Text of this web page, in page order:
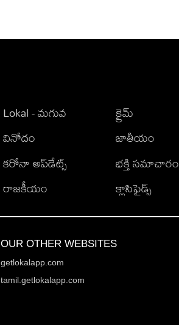
Lokal - మగువ
వినోదం
కరోనా అప్‌డేట్స్
రాజకీయం
క్రైమ్
జాతీయం
భక్తి సమాచారం
క్లాసిఫైడ్స్
OUR OTHER WEBSITES
getlokalapp.com
tamil.getlokalapp.com